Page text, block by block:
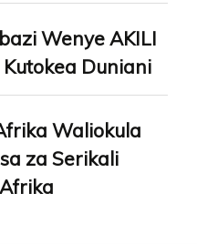
Wenye AKILI
Duniani
Waliokula
za Serikali